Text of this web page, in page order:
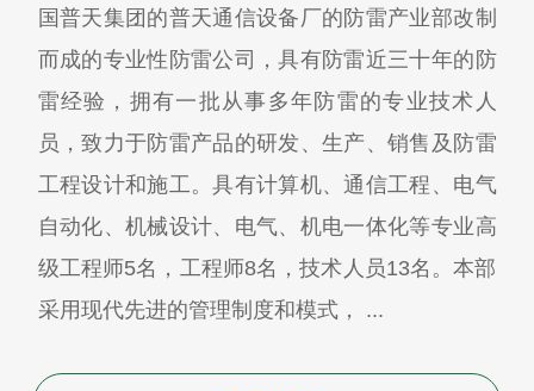
国普天集团的普天通信设备厂的防雷产业部改制
而成的专业性防雷公司，具有防雷近三十年的防
雷经验，拥有一批从事多年防雷的专业技术人
员，致力于防雷产品的研发、生产、销售及防雷
工程设计和施工。具有计算机、通信工程、电气
自动化、机械设计、电气、机电一体化等专业高
级工程师5名，工程师8名，技术人员13名。本部
采用现代先进的管理制度和模式， ...